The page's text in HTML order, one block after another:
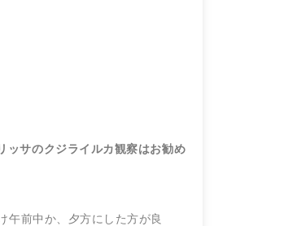
サのクジライルカ観察はお勧め
午前中か、夕方にした方が良